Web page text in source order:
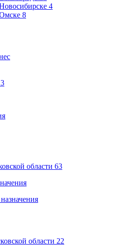
4
8
3
области 63
области 22